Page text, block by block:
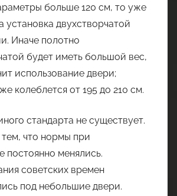
больше 120 см, то уже
установка двухстворчатой
Иначе полотно
будет иметь большой вес,
использование двери;
колеблется от 195 до 210 см.
стандарта не существует.
тем, что нормы при
постоянно менялись.
советских времен
под небольшие двери.